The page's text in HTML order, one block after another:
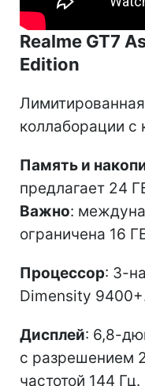
Realme GT7
Edition
коллаборации
Память и
предлагает 24
Важно:
ограничена 16
Процессор: 3-
Dimensity
Дисплей: 6,8-
с разрешением
частотой 144 Гц.